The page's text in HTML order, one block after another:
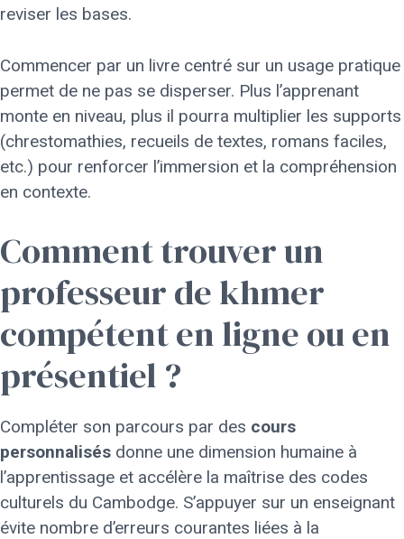
reviser les bases.
Commencer par un livre centré sur un usage pratique
permet de ne pas se disperser. Plus l’apprenant
monte en niveau, plus il pourra multiplier les supports
(chrestomathies, recueils de textes, romans faciles,
etc.) pour renforcer l’immersion et la compréhension
en contexte.
Comment trouver un
professeur de khmer
compétent en ligne ou en
présentiel ?
Compléter son parcours par des cours
personnalisés donne une dimension humaine à
l’apprentissage et accélère la maîtrise des codes
culturels du Cambodge. S’appuyer sur un enseignant
évite nombre d’erreurs courantes liées à la